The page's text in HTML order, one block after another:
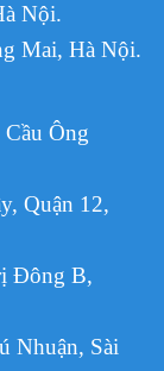
Nội.
Mai, Hà Nội.
Ông
Quận 12,
Đông B,
Nhuận, Sài